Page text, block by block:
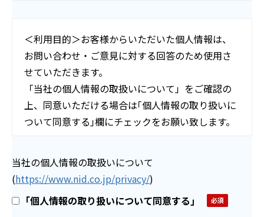
＜利用目的＞お客様からいただいた個人情報は、
お問い合わせ・ご意見に対する回答のため使用さ
せていただきます。
「当社の個人情報の取扱いについて」をご確認の
上、同意いただける場合は｢個人情報の取り扱いに
ついて同意する｣欄にチェックをお願い致します。
当社の個人情報の取扱いについて
(https://www.nid.co.jp/privacy/)
｢個人情報の取り扱いについて同意する｣